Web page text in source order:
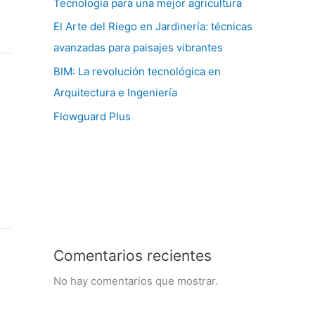
Tecnología para una mejor agricultura
El Arte del Riego en Jardinería: técnicas
avanzadas para paisajes vibrantes
BIM: La revolución tecnológica en
Arquitectura e Ingeniería
Flowguard Plus
Comentarios recientes
No hay comentarios que mostrar.